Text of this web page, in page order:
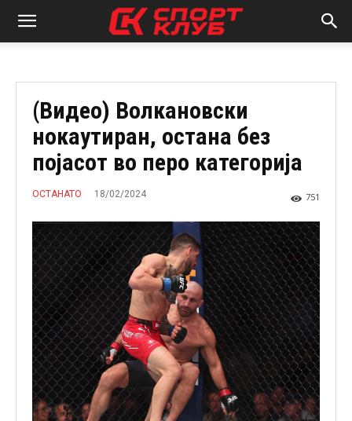
(Видео) Волкановски
нокаутиран, остана без
појасот во перо категорија
ОСТАНАТО 18/02/2024 751